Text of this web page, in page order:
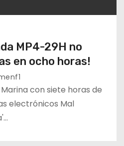
MP4-29H no
en ocho horas!
con siete horas de
electrónicos Mal